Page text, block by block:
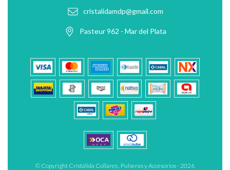
cristalidamdp@gmail.com
Pasteur 962 - Mar del Plata
© Copyright Cristálida Collares , Pulseras y Accesorios - 2026